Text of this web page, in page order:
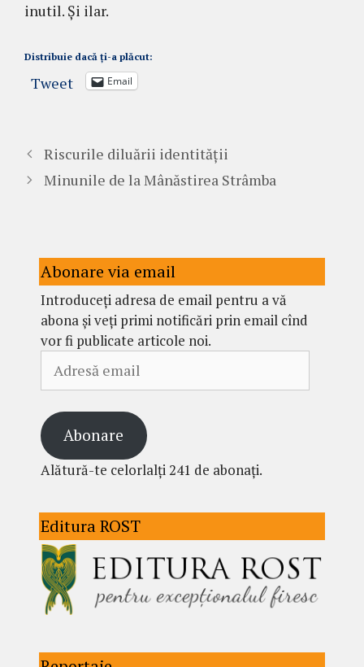
inutil. Și ilar.
Distribuie dacă ți-a plăcut:
Tweet Email
Riscurile diluării identității
Minunile de la Mânăstirea Strâmba
Abonare via email
Introduceți adresa de email pentru a vă
abona și veți primi notificări prin email cînd
vor fi publicate articole noi.
email
Abonare
Alătură-te celorlalți 241 de abonați.
Editura ROST